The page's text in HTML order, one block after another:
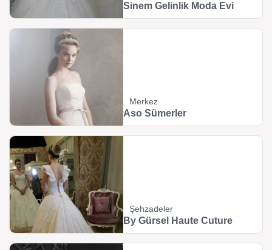
Sinem Gelinlik Moda Evi
Merkez
Aso Sümerler
Şehzadeler
By Gürsel Haute Cuture